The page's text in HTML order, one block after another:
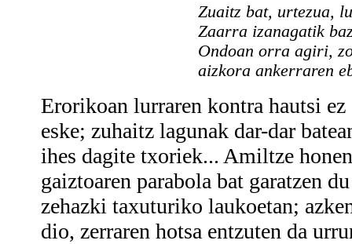
Zuaitz bat, urtezua,
Zaarra izanagatik
Ondoan orra agiri,
aizkora ankerraren
Erorikoan lurraren kontra hautsi
eske; zuhaitz lagunak dar-dar
ihes dagite txoriek... Amiltze
gaiztoaren parabola bat garatzen
zehazki taxuturiko laukoetan;
dio, zerraren hotsa entzuten da